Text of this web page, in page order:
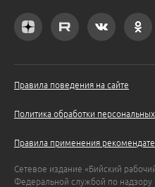
Правила поведения на сайте
Политика обработки
Правила применения
Сетевое издание «Бийский
Федеральной службой по